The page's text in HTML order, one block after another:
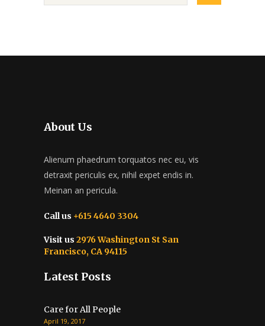
About Us
Alienum phaedrum torquatos nec eu, vis
detraxit periculis ex, nihil expet endis in.
Meinan an pericula.
Call us +615 4640 3304
Visit us 2976 Washington St San
Francisco, CA 94115
Latest Posts
Care for All People
April 19, 2017